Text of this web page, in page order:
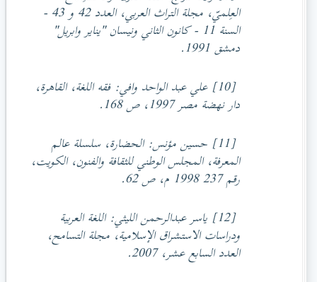
العِلميّ، مجلة التراث العربي، العدد 42 و 43 -
السنة 11 - كانون الثاني ونيسان "يناير وابريل"
دمشق 1991.
[10] علي عبد الواحد وافي: فقه اللغة، القاهرة،
دار نهضة مصر 1997، ص 168.
[11] حسين مؤنس: الحضارة، سلسلة عالم
المعرفة، المجلس الوطني للثقافة والفنون، الكويت،
رقم 237 1998 م، ص 62.
[12] ياسر عبدالرحمن الليثي: اللغة العربية
ودراسات الاستشراق الإسلامية، مجلة التسامح،
العدد السابع عشر، 2007.